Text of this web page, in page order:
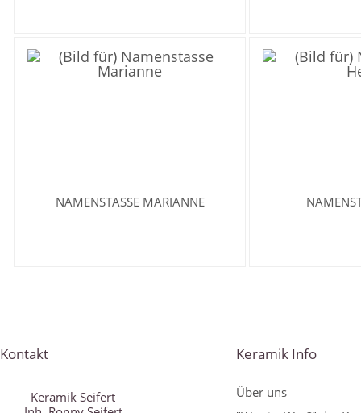
NAMENSTASSE MARIANNE
Kontakt
Keramik Seifert
Keramik Info
Über uns